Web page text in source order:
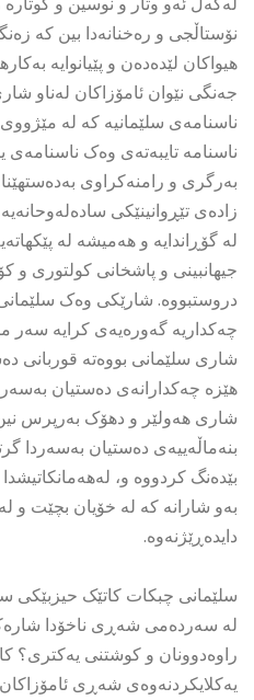
نۆستاڵجی و رەخنانەدا بین کە
هیواکان لێدەدەن و پێیانوایە
جەنگی نێوان ئامۆزاکان لەناو
ناسنامەی سلێمانیە کە لە
ناسنامە تایبەتەی وەک ناسنامەی
بەرگری و رامنەکراوی
زادەی تێڕوانینێکی
لە گۆڕاندایە و هەمیشە لە
جیهانبینی و پاشخانی کولتوری و
دروستبووە. شارێکی وەک
چەکداریە گەورەیەی کرایە سەر
شاری سلێمانی بووەتە قوربانی
هێزە چەکدارانەی دەستیان
شاری هەولێر و دهۆک بەرپرس
بنەماڵەییەی دەستیان بەسەردا
بێدەنگ کردووە و،
بەو شارانە کە لە خۆیان بچێت و
دایدەڕێژنەوە.
سلێمانی چبکات کاتێک
لە سەردەمی شەڕی ناخۆدا
راوەدوونان و کوشتنی یەکتری؟
یەکلایکردنەوەی شەڕی